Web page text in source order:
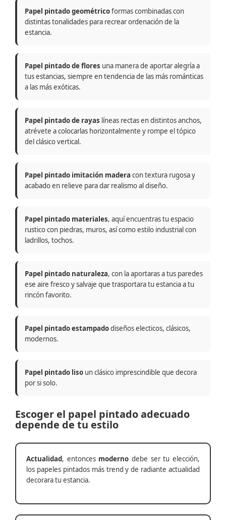
Papel pintado geométricoformas combinadas con
distintas tonalidades para recrear ordenación de la
estancia.
Papel pintado de flores una manera de aportar alegría a
tus estancias, siempre en tendencia de las más románticas
a las más exóticas.
Papel pintado de rayas líneas rectas en distintos anchos,
atrévete a colocarlas horizontalmente y rompe el tópico
del clásico vertical.
Papel pintado imitación madera con textura rugosa y
acabado en relieve para dar realismo al diseño.
Papel pintado materiales, aquí encuentras tu espacio
rustico con piedras, muros, así como estilo industrial con
ladrillos, tochos.
Papel pintado naturaleza, con la aportaras a tus paredes
ese aire fresco y salvaje que trasportara tu estancia a tu
rincón favorito.
Papel pintado estampadodiseños electicos, clásicos,
modernos.
Papel pintado liso un clásico imprescindible que decora
por si solo.
Escoger el papel pintado adecuado
depende de tu estilo
Actualidad, entonces moderno debe ser tu elección,
los papeles pintados más trend y de radiante actualidad
decorara tu estancia.